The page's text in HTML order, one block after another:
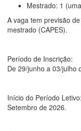
Mestrado: 1
A vaga tem previsão
mestrado (CAPES).
Período de Inscrição:
De 29/junho a 03/julho
Início do Período Letivo:
Setembro de 2026.